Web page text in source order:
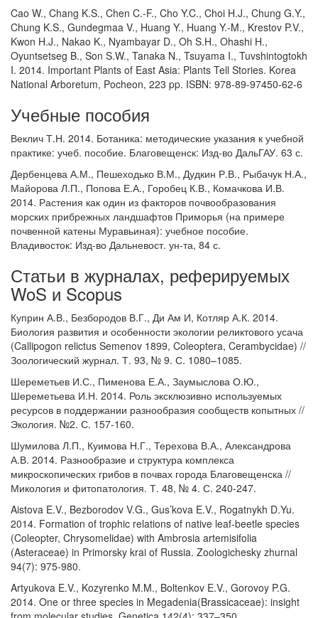
Cao W., Chang K.S., Chen C.-F., Cho Y.C., Choi H.J., Chung G.Y.,
Chung K.S., Gundegmaa V., Huang Y., Huang Y.-M., Krestov P.V.,
Kwon H.J., Nakao K., Nyambayar D., Oh S.H., Ohashi H.,
Oyuntsetseg B., Son S.W., Tanaka N., Tsuyama I., Tuvshintogtokh
I. 2014. Important Plants of East Asia: Plants Tell Stories. Korea
National Arboretum, Pocheon, 223 pp. ISBN: 978-89-97450-62-6
Учебные пособия
Веклич Т.Н. 2014. Ботаника: методические указания к учебной
практике: учеб. пособие. Благовещенск: Изд-во ДальГАУ. 63 с.
Дербенцева А.М., Пешеходько В.М., Дудкин Р.В., Рыбачук Н.А.,
Майорова Л.П., Попова Е.А., Горобец К.В., Комачкова И.В.
2014. Растения как один из факторов почвообразования
морских прибрежных ландшафтов Приморья (на примере
почвенной катены Муравьиная): учебное пособие.
Владивосток: Изд-во Дальневост. ун-та, 84 с.
Статьи в журналах, реферируемых
WoS и Scopus
Куприн А.В., Безбородов В.Г., Ди Ам И, Котляр А.К. 2014.
Биология развития и особенности экологии реликтового усача
(Callipogon relictus Semenov 1899, Coleoptera, Cerambycidae) //
Зоологический журнал. Т. 93, № 9. С. 1080–1085.
Шереметьев И.С., Пименова Е.А., Заумыслова О.Ю.,
Шереметьева И.Н. 2014. Роль эксклюзивно используемых
ресурсов в поддержании разнообразия сообществ копытных //
Экология. №2. С. 157-160.
Шумилова Л.П., Куимова Н.Г., Терехова В.А., Александрова
А.В. 2014. Разнообразие и структура комплекса
микроскопических грибов в почвах города Благовещенска //
Микология и фитопатология. Т. 48, № 4. С. 240-247.
Aistova E.V., Bezborodov V.G., Gus’kova E.V., Rogatnykh D.Yu.
2014. Formation of trophic relations of native leaf-beetle species
(Coleopter, Chrysomelidae) with Ambrosia artemisifolia
(Asteraceae) in Primorsky krai of Russia. Zoologichesky zhurnal
94(7): 975-980.
Artyukova E.V., Kozyrenko M.M., Boltenkov E.V., Gorovoy P.G.
2014. One or three species in Megadenia(Brassicaceae): insight